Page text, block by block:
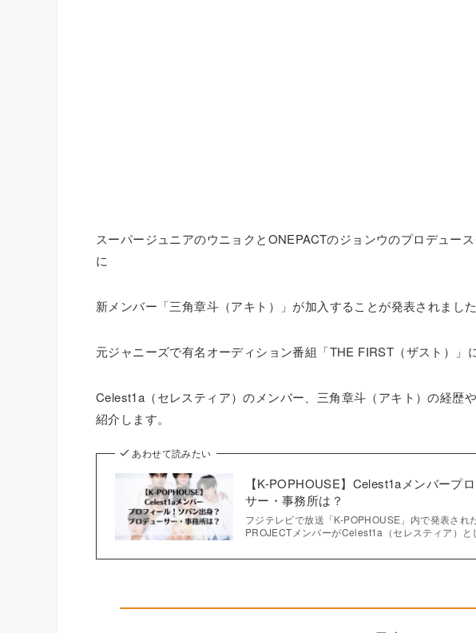
スーパージュニアのウニョクとONEPACTのジョンウのプロデュー
に
新メンバー「三角章斗（アキト）」が加入することが発表されました
元ジャニーズで有名オーディション番組「THE FIRST（ザスト）」
Celest1a（セレスティア）のメンバー、三角章斗（アキト）の経歴
紹介します。
あわせて読みたい
【K-POPHOUSE】Celest1aメンバープ
サー・事務所は？
フジテレビで放送「K-POPHOUSE」内で発表され
PROJECTメンバーがCelest1a（セレスティア）